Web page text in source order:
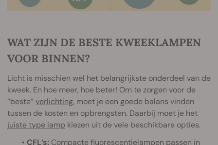
WAT ZIJN DE BESTE KWEEKLAMPEN
VOOR BINNEN?
Licht is misschien wel het belangrijkste onderdeel van de
kweek. En hoe meer, hoe beter! Om te zorgen voor de
“beste” verlichting, moet je een goede balans vinden
tussen de kosten en opbrengsten. Daarbij moet je het
juiste type lamp kiezen uit de vele beschikbare opties.
• CFL’s: Compacte fluorescentielampen passen in